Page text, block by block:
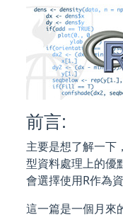
前言:
主要是想了解一
型資料處理上的優
會選擇使用R作為
這一篇是一個月來